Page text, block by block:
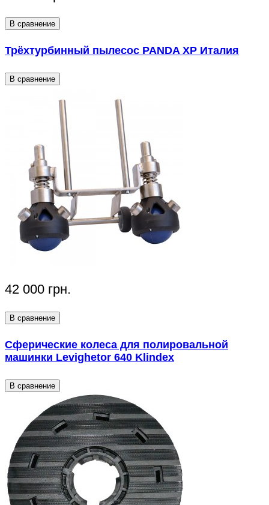
В сравнение
Трёхтурбинный пылесос PANDA XP Италия
В сравнение
42 000 грн.
В сравнение
Сферические колеса для полировальной
машинки Levighetor 640 Klindex
В сравнение